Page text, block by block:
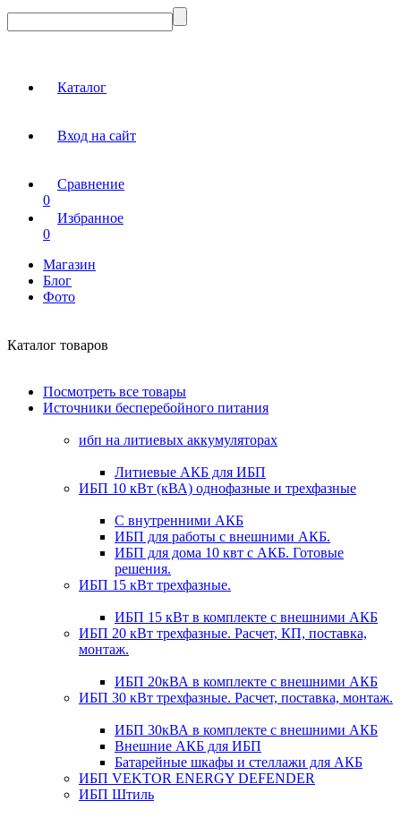
Каталог
Вход на сайт
Сравнение
0
Избранное
0
Магазин
Блог
Фото
Каталог товаров
Посмотреть все товары
Источники бесперебойного питания
ибп на литиевых аккумуляторах
Литиевые АКБ для ИБП
ИБП 10 кВт (кВА) однофазные и трехфазные
С внутренними АКБ
ИБП для работы с внешними АКБ.
ИБП для дома 10 квт с АКБ. Готовые
решения.
ИБП 15 кВт трехфазные.
ИБП 15 кВт в комплекте с внешними АКБ
ИБП 20 кВт трехфазные. Расчет, КП, поставка,
монтаж.
ИБП 20кВА в комплекте с внешними АКБ
ИБП 30 кВт трехфазные. Расчет, поставка, монтаж.
ИБП 30кВА в комплекте с внешними АКБ
Внешние АКБ для ИБП
Батарейные шкафы и стеллажи для АКБ
ИБП VEKTOR ENERGY DEFENDER
ИБП Штиль